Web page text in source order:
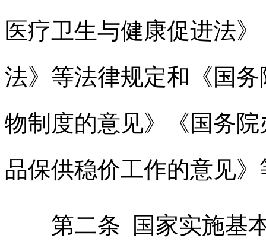
医疗卫生与健康促进法
法》等法律规定和《国
物制度的意见》《国务
品保供稳价工作的意见
第二条 国家实施基本